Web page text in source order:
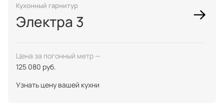
Кухонный гарнитур
Электра 3
Цена за погонный метр —
125 080 руб.
Узнать цену вашей кухни